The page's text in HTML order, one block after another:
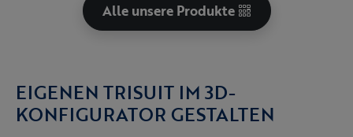
Alle unsere Produkte
EIGENEN TRISUIT IM 3D-
KONFIGURATOR GESTALTEN